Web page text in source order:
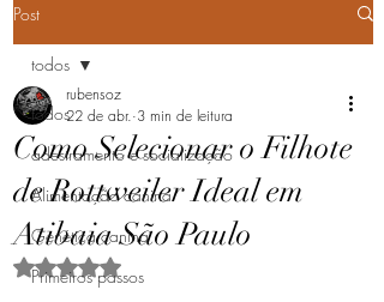
Post
todos
adestramento e socialização
Alimentação canina
Genética canina
Primeiros passos
todos
Como Selecionar o Filhote
de Rottweiler Ideal em
Atibaia São Paulo
rubensoz
22 de abr. 3 min de leitura
Avaliado com NaN de 5 estrelas.